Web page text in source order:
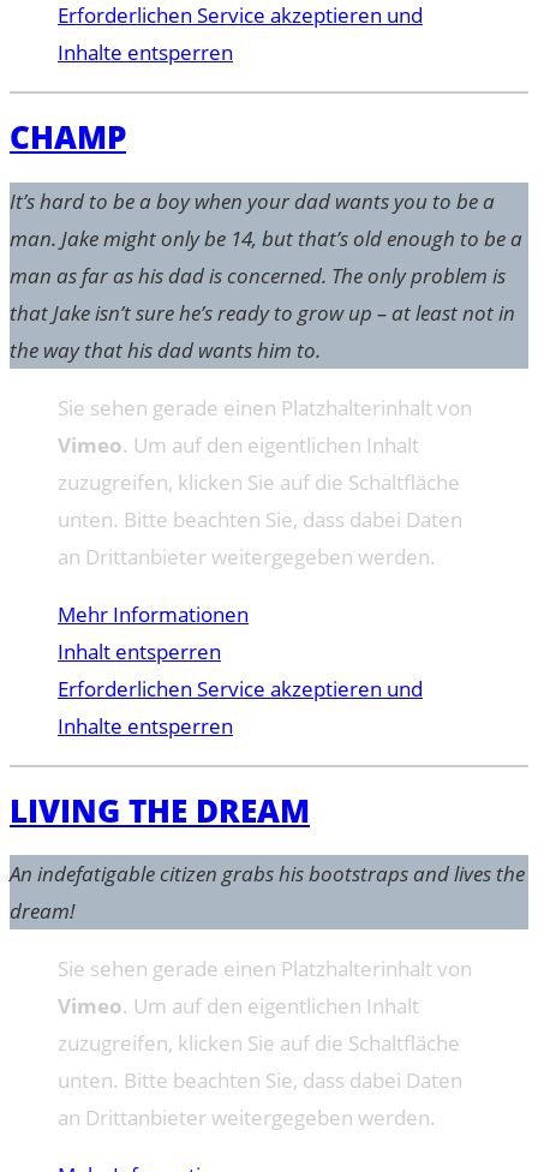
Erforderlichen Service akzeptieren und
Inhalte entsperren
CHAMP
It’s hard to be a boy when your dad wants you to be a
man. Jake might only be 14, but that’s old enough to be a
man as far as his dad is concerned. The only problem is
that Jake isn’t sure he’s ready to grow up – at least not in
the way that his dad wants him to.
Sie sehen gerade einen Platzhalterinhalt von
Vimeo. Um auf den eigentlichen Inhalt
zuzugreifen, klicken Sie auf die Schaltfläche
unten. Bitte beachten Sie, dass dabei Daten
an Drittanbieter weitergegeben werden.
Mehr Informationen
Inhalt entsperren
Erforderlichen Service akzeptieren und
Inhalte entsperren
LIVING THE DREAM
An indefatigable citizen grabs his bootstraps and lives the
dream!
Sie sehen gerade einen Platzhalterinhalt von
Vimeo. Um auf den eigentlichen Inhalt
zuzugreifen, klicken Sie auf die Schaltfläche
unten. Bitte beachten Sie, dass dabei Daten
an Drittanbieter weitergegeben werden.